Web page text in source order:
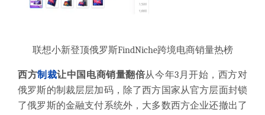
联想小新登顶俄罗斯FindNiche跨境电商销量热榜
西方制裁让中国电商销量翻倍从今年3月开始，西方对
俄罗斯的制裁层层加码，除了西方国家从官方层面封锁
了俄罗斯的金融支付系统外，大多数西方企业还撤出了